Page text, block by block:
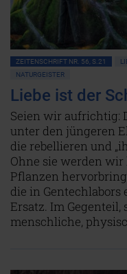
ZEITENSCHRIFT NR. 56, S.21
NATURGEISTER
Liebe ist der
Seien wir aufrichtig:
unter den jüngeren
die rebellieren und
Ohne sie werden
Pflanzen
die in
Ersatz. Im
menschliche,